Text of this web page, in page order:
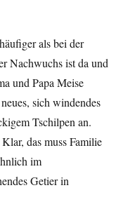
als bei der
Nachwuchs ist da und
und Papa Meise
sich windendes
Tschilpen an.
das muss Familie
im
Getier in